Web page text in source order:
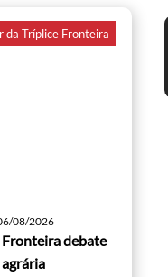
da Tríplice Fronteira
08/2026
debate